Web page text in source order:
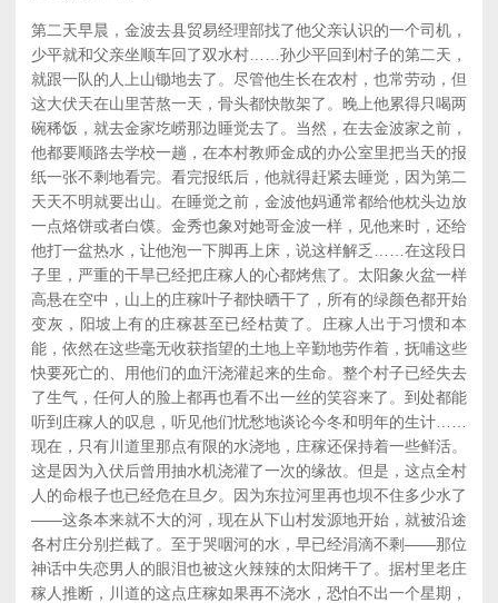
第二天早晨，金波去县贸易经理部找了他父亲认识的一个司机，
少平就和父亲坐顺车回了双水村……孙少平回到村子的第二天，
就跟一队的人上山锄地去了。尽管他生长在农村，也常劳动，但
这大伏天在山里苦熬一天，骨头都快散架了。晚上他累得只喝两
碗稀饭，就去金家圪崂那边睡觉去了。当然，在去金波家之前，
他都要顺路去学校一趟，在本村教师金成的办公室里把当天的报
纸一张不剩地看完。看完报纸后，他就得赶紧去睡觉，因为第二
天天不明就要出山。在睡觉之前，金波他妈通常都给他枕头边放
一点烙饼或者白馍。金秀也象对她哥金波一样，见他来时，还给
他打一盆热水，让他泡一下脚再上床，说这样解乏……在这段日
子里，严重的干旱已经把庄稼人的心都烤焦了。太阳象火盆一样
高悬在空中，山上的庄稼叶子都快晒干了，所有的绿颜色都开始
变灰，阳坡上有的庄稼甚至已经枯黄了。庄稼人出于习惯和本
能，依然在这些毫无收获指望的土地上辛勤地劳作着，抚哺这些
快要死亡的、用他们的血汗浇灌起来的生命。整个村子已经失去
了生气，任何人的脸上都再也看不出一丝的笑容来了。到处都能
听到庄稼人的叹息，听见他们忧愁地谈论今冬和明年的生计……
现在，只有川道里那点有限的水浇地，庄稼还保持着一些鲜活。
这是因为入伏后曾用抽水机浇灌了一次的缘故。但是，这点全村
人的命根子也已经危在旦夕。因为东拉河里再也坝不住多少水了
——这条本来就不大的河，现在从下山村发源地开始，就被沿途
各村庄分别拦截了。至于哭咽河的水，早已经涓滴不剩——那位
神话中失恋男人的眼泪也被这火辣辣的太阳烤干了。据村里老庄
稼人推断，川道的这点庄稼如果再不浇水，恐怕不出一个星期，